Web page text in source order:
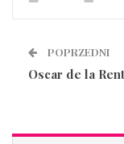
POPRZEDNI
Oscar de la